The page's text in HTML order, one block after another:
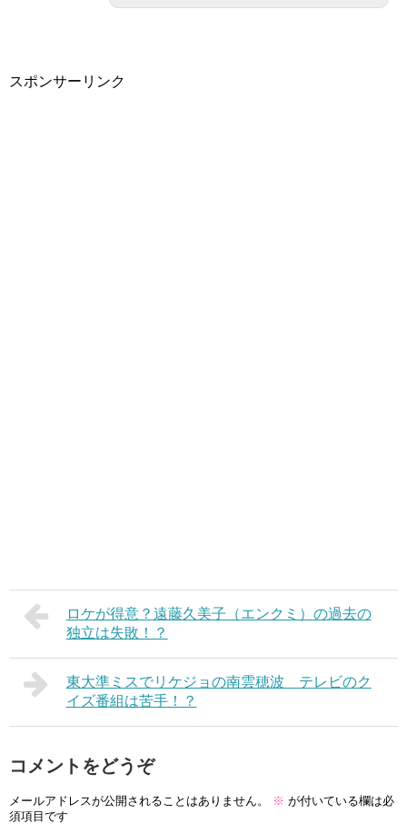
スポンサーリンク
ロケが得意？遠藤久美子（エンクミ）の過去の
独立は失敗！？
東大準ミスでリケジョの南雲穂波 テレビのク
イズ番組は苦手！？
コメントをどうぞ
メールアドレスが公開されることはありません。 ※ が付いている欄は必
須項目です